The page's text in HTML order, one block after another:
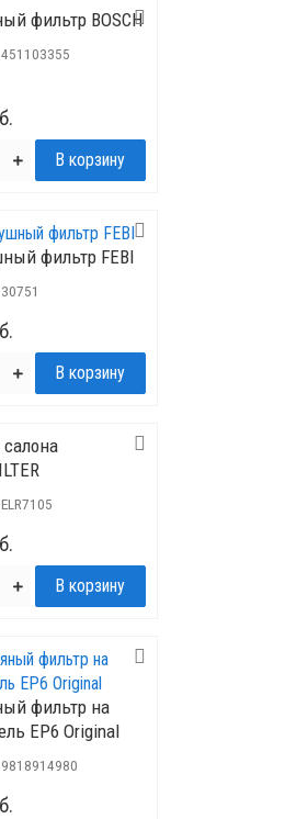
фильтр BOSCH
451103355
фильтр FEBI
30751
ELR7105
фильтр на
ЕР6 Original
9818914980